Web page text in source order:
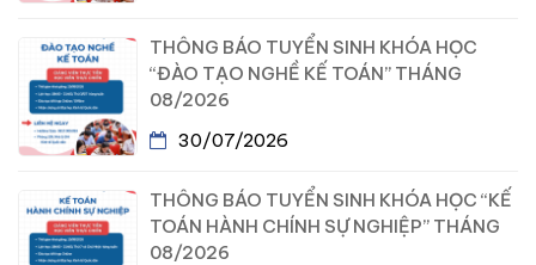
THÔNG BÁO TUYỂN SINH KHÓA HỌC
“ĐÀO TẠO NGHỀ KẾ TOÁN” THÁNG
08/2026
30/07/2026
THÔNG BÁO TUYỂN SINH KHÓA HỌC “KẾ
TOÁN HÀNH CHÍNH SỰ NGHIỆP” THÁNG
08/2026